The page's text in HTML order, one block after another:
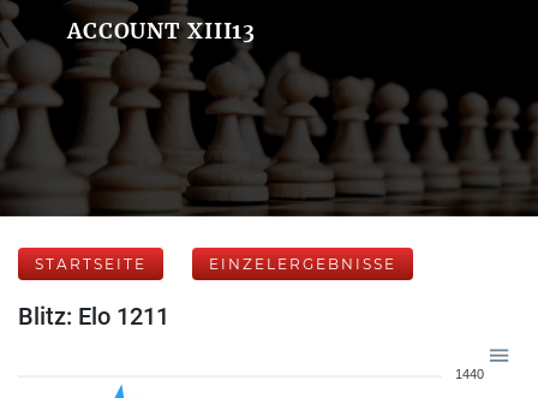
ACCOUNT XIII13
STARTSEITE EINZELERGEBNISSE
Blitz: Elo 1211
1440